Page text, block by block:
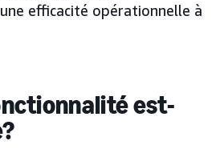
efficacité opérationnelle à
est-